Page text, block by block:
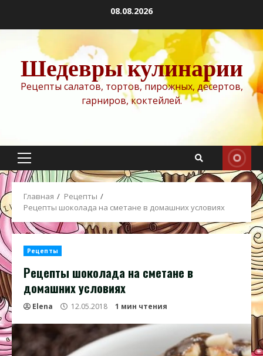
содержимому
08.08.2026
Шедевры кулинарии
Рецепты салатов, тортов, пирожных, десертов,
гарниров, коктейлей.
Основное
меню
Главная
Рецепты
Рецепты шоколада на сметане в домашних условиях
Рецепты
Рецепты шоколада на сметане в
домашних условиях
Elena 12.05.2018 1 мин чтения